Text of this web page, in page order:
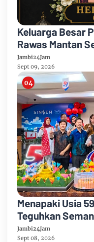
Keluarga Besar
Rawas Mantan
Tutup Usia
Jambi24Jam
Sept 09, 2026
Menapaki Usia
Teguhkan
Growing”
Jambi24Jam
Sept 08, 2026